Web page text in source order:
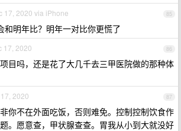
85
17, 2020 via iPhone
和明年比？明年一对比你更慌了
86
17, 2020
目吗，还是花了大几千去三甲医院做的那种体
87
2020
你不在外面吃饭，否则难免。控制控制饮食作
。愿意查，甲状腺查查。胃我从小到大就没好